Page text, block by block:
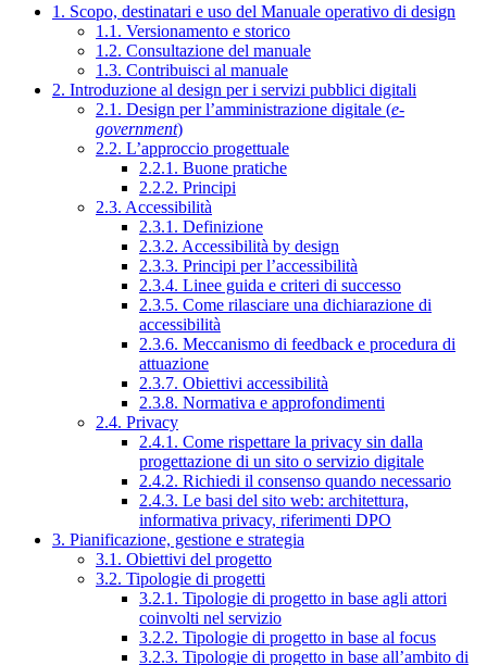
1. Scopo, destinatari e uso del Manuale operativo di design
1.1. Versionamento e storico
1.2. Consultazione del manuale
1.3. Contribuisci al manuale
2. Introduzione al design per i servizi pubblici digitali
2.1. Design per l’amministrazione digitale (e-
government)
2.2. L’approccio progettuale
2.2.1. Buone pratiche
2.2.2. Principi
2.3. Accessibilità
2.3.1. Definizione
2.3.2. Accessibilità by design
2.3.3. Principi per l’accessibilità
2.3.4. Linee guida e criteri di successo
2.3.5. Come rilasciare una dichiarazione di
accessibilità
2.3.6. Meccanismo di feedback e procedura di
attuazione
2.3.7. Obiettivi accessibilità
2.3.8. Normativa e approfondimenti
2.4. Privacy
2.4.1. Come rispettare la privacy sin dalla
progettazione di un sito o servizio digitale
2.4.2. Richiedi il consenso quando necessario
2.4.3. Le basi del sito web: architettura,
informativa privacy, riferimenti DPO
3. Pianificazione, gestione e strategia
3.1. Obiettivi del progetto
3.2. Tipologie di progetti
3.2.1. Tipologie di progetto in base agli attori
coinvolti nel servizio
3.2.2. Tipologie di progetto in base al focus
3.2.3. Tipologie di progetto in base all’ambito di